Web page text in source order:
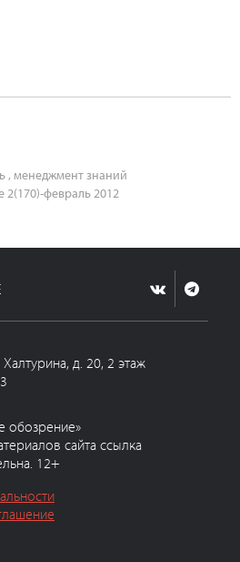
,менеджмент знаний
февраль 2012
д. 20, 2 этаж
обозрение»
сайта ссылка
12+